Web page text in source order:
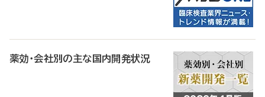
薬効・会社別の主な国内開発状況